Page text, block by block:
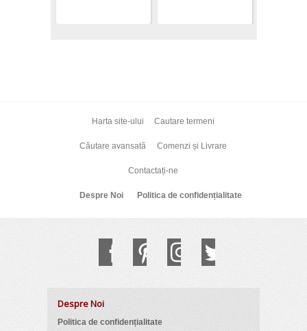
Harta site-ului Cautare termeni
Căutare avansată Comenzi și Livrare
Contactați-ne
Despre Noi Politica de confidențialitate
Despre Noi
Politica de confidențialitate